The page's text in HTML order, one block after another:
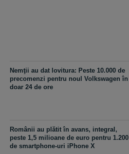
Nemţii au dat lovitura: Peste 10.000 de
precomenzi pentru noul Volkswagen în
doar 24 de ore
Românii au plătit în avans, integral,
peste 1,5 milioane de euro pentru 1.200
de smartphone-uri iPhone X